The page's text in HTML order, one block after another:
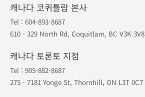
캐나다 코퀴틀람 본사
Tel : 604-893-8687
610 - 329 North Rd, Coquitlam, BC V3K 3V8
캐나다 토론토 지점
Tel : 905-882-8687
275 - 7181 Yonge St, Thornhill, ON L3T 0C7